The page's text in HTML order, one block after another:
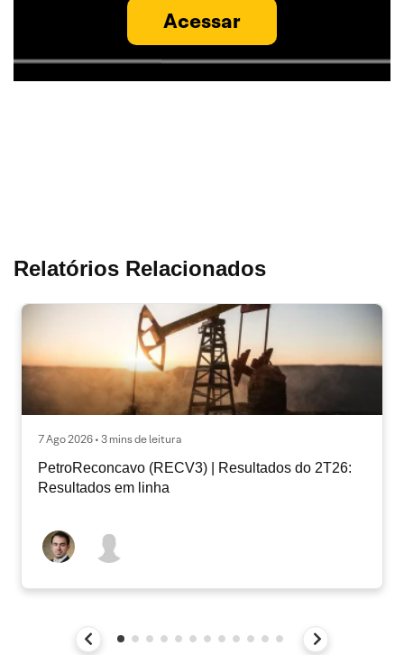
Acessar
Relatórios Relacionados
7 Ago 2026 • 3 mins de leitura
PetroReconcavo (RECV3) | Resultados do 2T26:
Resultados em linha